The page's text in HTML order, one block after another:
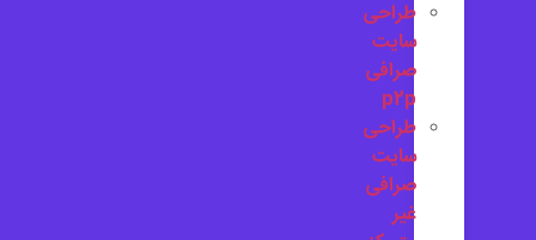
طراحی
سایت
صرافی
p2p
طراحی
سایت
صرافی
غیر